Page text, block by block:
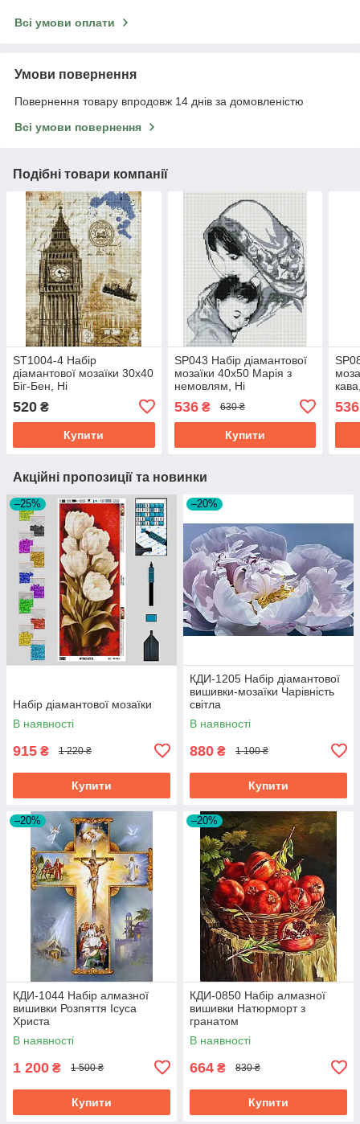
Всі умови оплати
Умови повернення
Повернення товару впродовж 14 днів за домовленістю
Всі умови повернення
Подібні товари компанії
ST1004-4 Набір
діамантової мозаїки 30х40
Біг-Бен, Ні
520 ₴
Купити
SP043 Набір діамантової
мозаїки 40х50 Марія з
немовлям, Ні
536₴ 630 ₴
Купити
536
Акційні пропозиції та новинки
–25%
Набір діамантової мозаїки
В наявності
915 ₴ 1 220 ₴
Купити
–20%
КДИ-1205 Набір діамантової
вишивки-мозаїки Чарівність
світла
В наявності
880 ₴ 1 100 ₴
Купити
–20%
КДИ-1044 Набір алмазної
вишивки Розпяття Ісуса
Христа
В наявності
1 200 ₴ 1 500 ₴
Купити
–20%
КДИ-0850 Набір алмазної
вишивки Натюрморт з
гранатом
В наявності
664 ₴ 830 ₴
Купити